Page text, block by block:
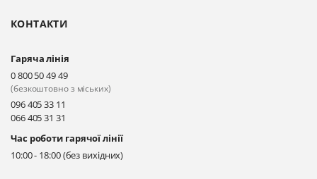
КОНТАКТИ
Гаряча лінія
0 800 50 49 49
(безкоштовно з міських)
096 405 33 11
066 405 31 31
Час роботи гарячої лінії
10:00 - 18:00 (без вихідних)